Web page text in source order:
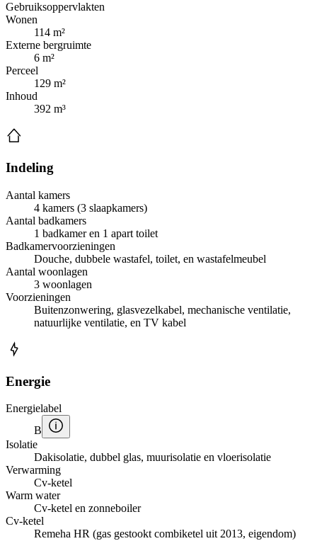
Gebruiksoppervlakten
Wonen
114 m²
Externe bergruimte
6 m²
Perceel
129 m²
Inhoud
392 m³
Indeling
Aantal kamers
4 kamers (3 slaapkamers)
Aantal badkamers
1 badkamer en 1 apart toilet
Badkamervoorzieningen
Douche, dubbele wastafel, toilet, en wastafelmeubel
Aantal woonlagen
3 woonlagen
Voorzieningen
Buitenzonwering, glasvezelkabel, mechanische ventilatie,
natuurlijke ventilatie, en TV kabel
Energie
Energielabel
B
Isolatie
Dakisolatie, dubbel glas, muurisolatie en vloerisolatie
Verwarming
Cv-ketel
Warm water
Cv-ketel en zonneboiler
Cv-ketel
Remeha HR (gas gestookt combiketel uit 2013, eigendom)